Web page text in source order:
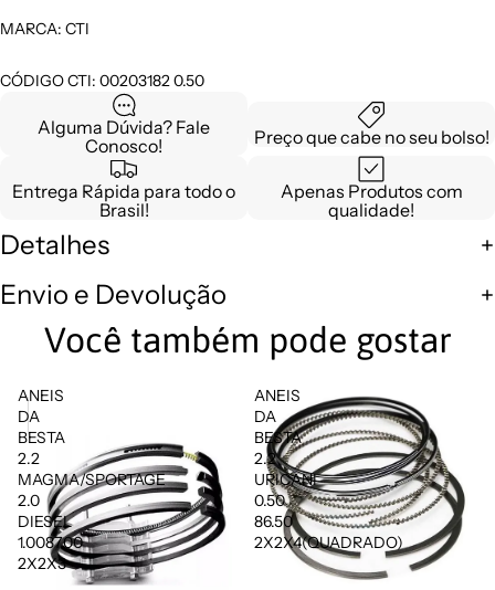
MARCA: CTI
CÓDIGO CTI: 00203182 0.50
Alguma Dúvida? Fale
Conosco!
Preço que cabe no seu bolso!
Entrega Rápida para todo o
Brasil!
Apenas Produtos com
qualidade!
Detalhes
Envio e Devolução
Você também pode gostar
ANEIS
DA
BESTA
2.2
MAGMA/SPORTAGE
2.0
DIESEL
1.0087.00
2X2X3
ANEIS
DA
BESTA
2.2
URICANI
0.50
86.50
2X2X4(QUADRADO)